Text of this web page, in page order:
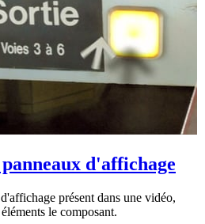
d'affichage
présent dans une vidéo,
le composant.